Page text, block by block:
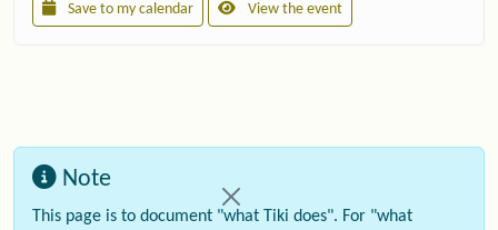
Save to my calendar View the event
Note
This page is to document "what Tiki does". For "what